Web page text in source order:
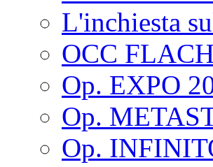
L'inchiesta
OCC
Op. EXPO
Op.
Op.